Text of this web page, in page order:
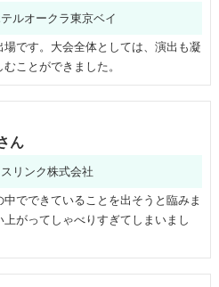
ルオークラ東京ベイ
場です。大会全体としては、演出も凝
ことができました。
ん
リンク株式会社
中でできていることを出そうと臨みま
上がってしゃべりすぎてしまいまし